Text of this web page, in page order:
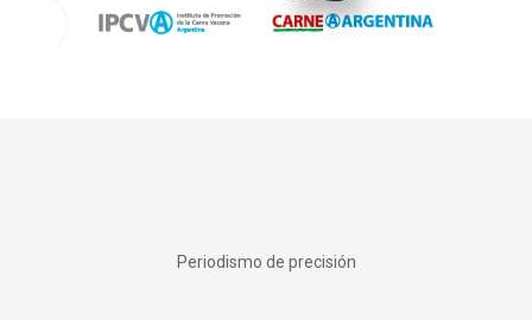
Periodismo de precisión